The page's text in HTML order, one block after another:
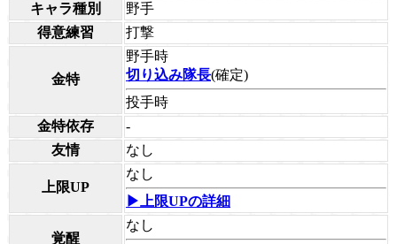
キャラ種別
野手
得意練習
打撃
金特
野手時
切り込み隊長(確定)
投手時
金特依存
-
友情
なし
上限UP
なし
▶上限UPの詳細
覚醒
なし